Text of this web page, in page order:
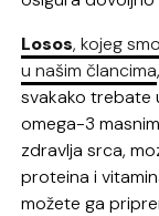
Losos, kojeg
u našim člancima
svakako trebate
omega-3
zdravlja srca,
proteina i
možete ga